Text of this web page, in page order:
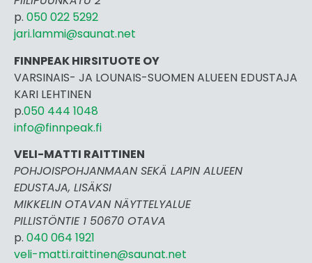
p. 050 022 5292
jari.lammi@saunat.net
FINNPEAK HIRSITUOTE OY
VARSINAIS- JA LOUNAIS-SUOMEN ALUEEN EDUSTAJA
KARI LEHTINEN
p.050 444 1048
info@finnpeak.fi
VELI-MATTI RAITTINEN
POHJOISPOHJANMAAN SEKÄ LAPIN ALUEEN
EDUSTAJA, LISÄKSI
MIKKELIN OTAVAN NÄYTTELYALUE
PILLISTÖNTIE 1 50670 OTAVA
p. 040 064 1921
veli-matti.raittinen@saunat.net